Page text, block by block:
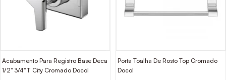
Acabamento Para Registro Base Deca
1/2" 3/4" 1' City Cromado Docol
Porta Toalha De Rosto Top Cromado
Docol